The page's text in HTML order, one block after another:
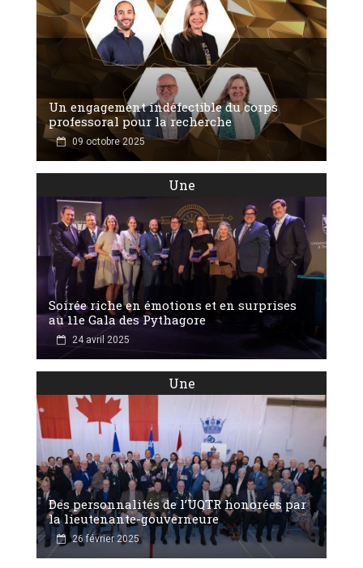
Un engagement indéfectible du corps
professoral pour la recherche
09 octobre 2025
Une
Soirée riche en émotions et en surprises
au 11e Gala des Pythagore
24 avril 2025
Une
Des personnalités de l’UQTR honorées par
la lieutenante-gouverneure
26 février 2025